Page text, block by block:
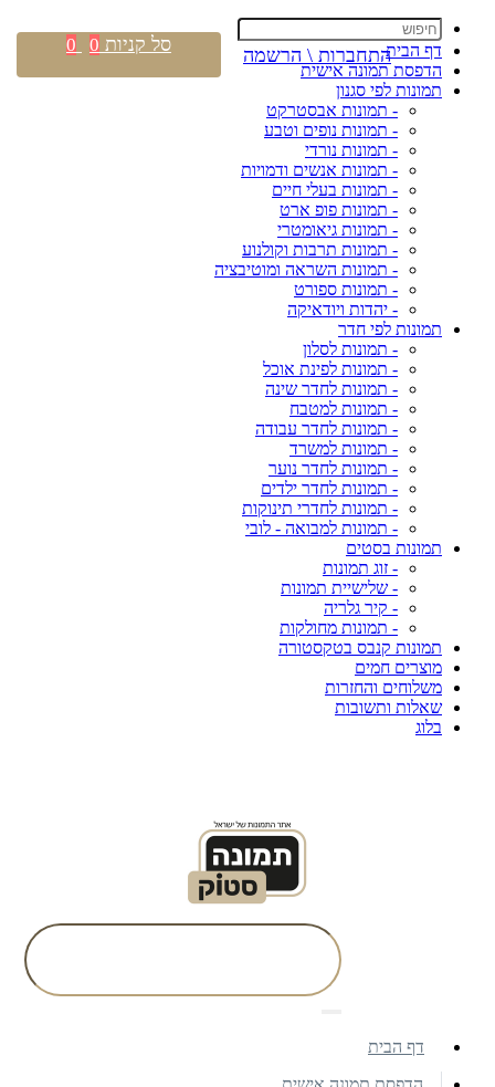
דף הבית
הדפסת תמונה אישית
תמונות לפי סגנון
- תמונות אבסטרקט
- תמונות נופים וטבע
- תמונות נורדי
- תמונות אנשים ודמויות
- תמונות בעלי חיים
- תמונות פופ ארט
- תמונות גיאומטרי
- תמונות תרבות וקולנוע
- תמונות השראה ומוטיבציה
- תמונות ספורט
- יהדות ויודאיקה
תמונות לפי חדר
- תמונות לסלון
- תמונות לפינת אוכל
- תמונות לחדר שינה
- תמונות למטבח
- תמונות לחדר עבודה
- תמונות למשרד
- תמונות לחדר נוער
- תמונות לחדר ילדים
- תמונות לחדרי תינוקות
- תמונות למבואה - לובי
תמונות בסטים
- זוג תמונות
- שלישיית תמונות
- קיר גלריה
- תמונות מחולקות
תמונות קנבס בטקסטורה
מוצרים חמים
משלוחים והחזרות
שאלות ותשובות
בלוג
התחברות \ הרשמה סל קניות 0
0
דף הבית